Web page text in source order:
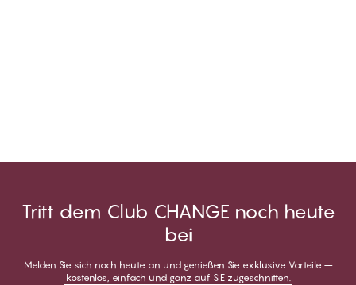
Tritt dem Club CHANGE noch heute
bei
Melden Sie sich noch heute an und genießen Sie exklusive Vorteile –
kostenlos, einfach und ganz auf SIE zugeschnitten.